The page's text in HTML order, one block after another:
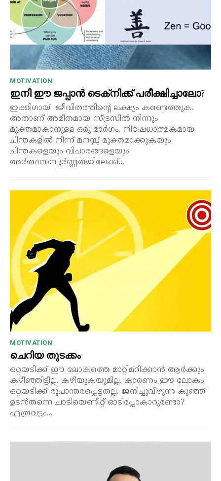
MOTIVATION
ഇനി ഈ ജപ്പാൻ ടെക്‌നിക്ക് പരീക്ഷിച്ചാലോ?
ഇക്കിഗായ് ജീവിതത്തിന്റെ ലക്ഷ്യം കണ്ടെത്തുക.
അതാണ് അമിതമായ സ്ട്രസിൽ നിന്നും
മുക്തമാകാനുള്ള ഒരു മാർഗം. നിഷേധാത്മകമായ
ചിന്തകളിൽ നിന്ന് മനസ്സ് മുക്തമാക്കുകയും
ചിന്തകളെയും വിചാരങ്ങളെയും
അർത്ഥസമ്പൂർണ്ണതയിലേക്ക്...
MOTIVATION
ചെറിയ തുടക്കം
ഒറ്റയടിക്ക് ഈ ലോകത്തെ മാറ്റിമറിക്കാൻ ആർക്കും
കഴിഞ്ഞിട്ടില്ല. കഴിയുകയുമില്ല. കാരണം ഈ ലോകം
ഒറ്റയടിക്ക് രൂപാന്തരപ്പെട്ടതല്ല. ജനിച്ചുവീഴുന്ന കുഞ്ഞ്
ഉടൻതന്നെ ചാടിയെണീറ്റ് ഓടിപ്പോകാറുണ്ടോ?
എത്രവട്ടം...